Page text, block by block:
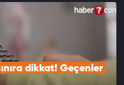
dikkat! Geçenler